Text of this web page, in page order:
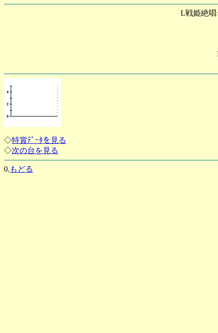
L戦姫絶
◇特賞ﾃﾞｰﾀを見る
◇次の台を見る
0. もどる